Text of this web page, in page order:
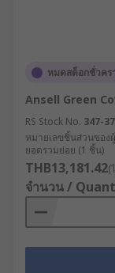
หมดสต็อกชั่วคร
Ansell Green
RS Stock No. 347-
หมายเลขชิ้นส่วนของ
ยอดรวมย่อย (1 ชิ้น)
THB13,181.42(
จำนวน /